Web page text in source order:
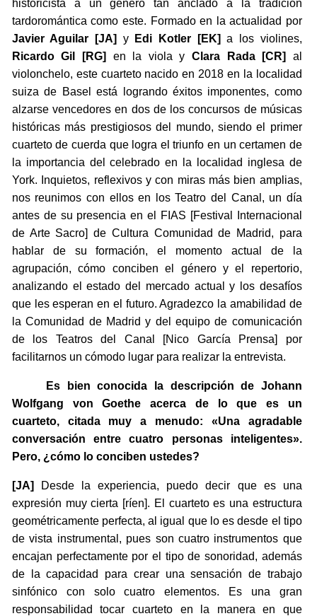
historicista a un género tan anclado a la tradición
tardoromántica como este. Formado en la actualidad por
Javier Aguilar [JA]
y Edi Kotler [EK] a los violines,
Ricardo Gil [RG]
en la viola y Clara Rada [CR]
al
violonchelo, este cuarteto nacido en 2018 en la localidad
suiza de Basel está logrando éxitos imponentes, como
alzarse vencedores en dos de los concursos de músicas
históricas más prestigiosos del mundo, siendo el primer
cuarteto de cuerda que logra el triunfo en un certamen de
la importancia del celebrado en la localidad inglesa de
York. Inquietos, reflexivos y con miras más bien amplias,
nos reunimos con ellos en los Teatro del Canal, un día
antes de su presencia en el FIAS [Festival Internacional
de Arte Sacro] de Cultura Comunidad de Madrid, para
hablar de su formación, el momento actual de la
agrupación, cómo conciben el género y el repertorio,
analizando el estado del mercado actual y los desafíos
que les esperan en el futuro. Agradezco la amabilidad de
la Comunidad de Madrid y del equipo de comunicación
de los Teatros del Canal [Nico García Prensa] por
facilitarnos un cómodo lugar para realizar la entrevista.
Es bien conocida la descripción de Johann
Wolfgang von Goethe acerca de lo que es un
cuarteto, citada muy a menudo: «Una agradable
conversación entre cuatro personas inteligentes».
Pero, ¿cómo lo conciben ustedes?
[JA]
Desde la experiencia, puedo decir que es una
expresión muy cierta [ríen]. El cuarteto es una estructura
geométricamente perfecta, al igual que lo es desde el tipo
de vista instrumental, pues son cuatro instrumentos que
encajan perfectamente por el tipo de sonoridad, además
de la capacidad para crear una sensación de trabajo
sinfónico con solo cuatro elementos. Es una gran
responsabilidad tocar cuarteto en la manera en que